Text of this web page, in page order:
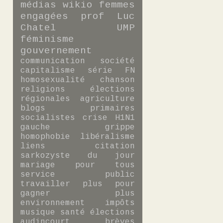
médias
wikio
femmes
engagées
prof
Luc
Chatel
UMP
féminisme
gouvernement
communication
société
capitalisme
série
FN
homosexualité
chanson
religions
élections
régionales
agriculture
blogs
primaires
socialistes
crise
H1N1
gauche
grippe
homophobie
libéralisme
liens
citation
sarkozyste du jour
mariage pour tous
service public
travailler plus pour
gagner plus
environnement
impôts
musique
santé
élections